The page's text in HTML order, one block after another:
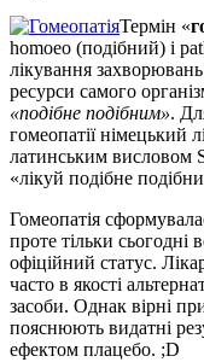
Термін «
homoeo (подібний) і
лікування
ресурси самого
«подібне подібним».
гомеопатії німецький
латинським висловом
«лікуй подібне
Гомеопатія
проте тільки сьогодні
офіційний статус.
часто в якості
засоби. Однак вірні
пояснюють видатні
ефектом плацебо. ;D